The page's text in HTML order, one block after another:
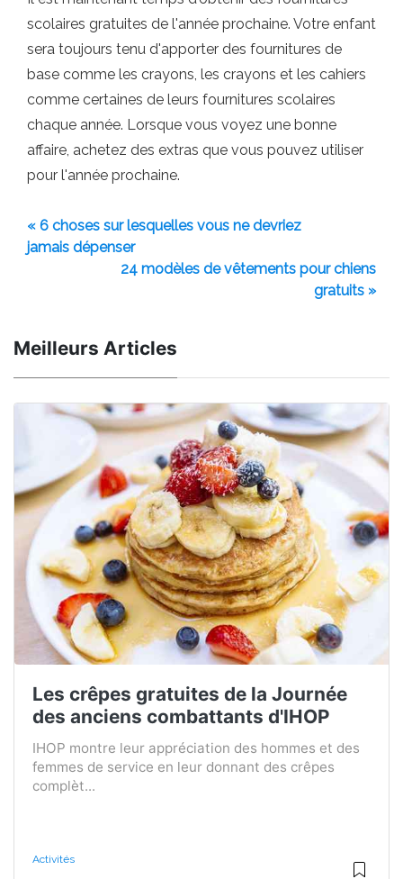
scolaires gratuites de l'année prochaine. Votre enfant
sera toujours tenu d'apporter des fournitures de
base comme les crayons, les crayons et les cahiers
comme certaines de leurs fournitures scolaires
chaque année. Lorsque vous voyez une bonne
affaire, achetez des extras que vous pouvez utiliser
pour l'année prochaine.
« 6 choses sur lesquelles vous ne devriez
jamais dépenser
24 modèles de vêtements pour chiens
gratuits »
Meilleurs Articles
Les crêpes gratuites de la Journée
des anciens combattants d'IHOP
IHOP montre leur appréciation des hommes et des
femmes de service en leur donnant des crêpes
complèt...
Activités